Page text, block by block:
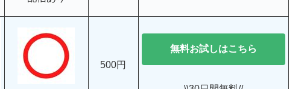
500円
無料お試しはこちら